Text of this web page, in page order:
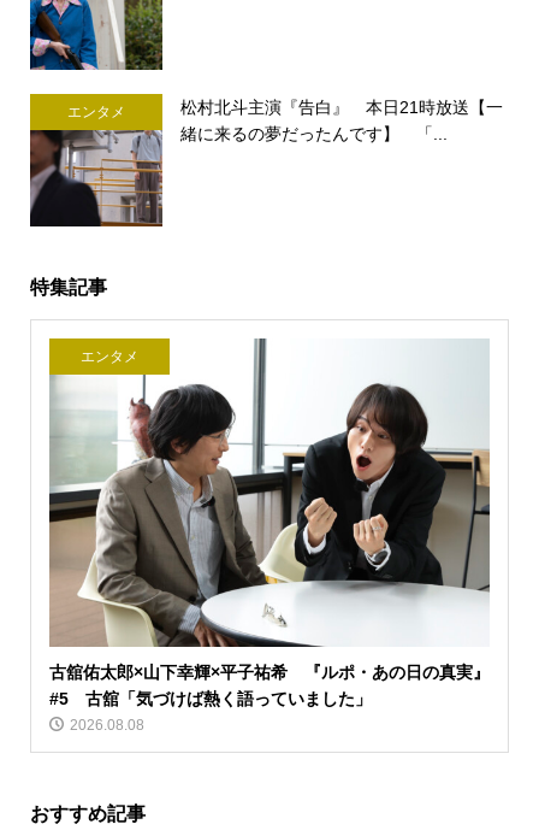
エンタメ
松村北斗主演『告白』 本日21時放送【一
緒に来るの夢だったんです】 「...
特集記事
エンタメ
古舘佑太郎×山下幸輝×平子祐希 『ルポ・あの日の真実』
#5 古舘「気づけば熱く語っていました」
2026.08.08
おすすめ記事